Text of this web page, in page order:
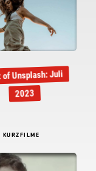
of Unsplash: Juli
2023
KURZFILME